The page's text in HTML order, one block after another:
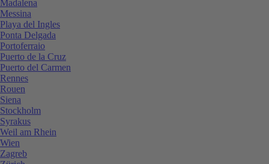
Madalena
Messina
Playa del Ingles
Ponta Delgada
Portoferraio
Puerto de la Cruz
Puerto del Carmen
Rennes
Rouen
Siena
Stockholm
Syrakus
Weil am Rhein
Wien
Zagreb